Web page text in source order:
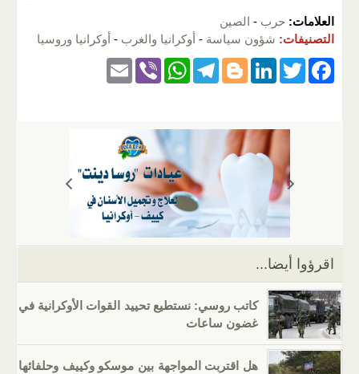
العلامات: حرب - الصين
التصنيفات: شؤون سياسة - أوكرانيا والغرب - أوكرانيا وروسيا
F
k
T
er
Li
e
Bl
er
T
gr
a
m
W
s
A
p
p
Vi
اقرؤوا أيضا...
كاتب روسي: نستطيع تحييد القوات الأوكرانية في
غضون ساعات
هل اقتربت المواجهة بين موسكو وكييف وحلفائها